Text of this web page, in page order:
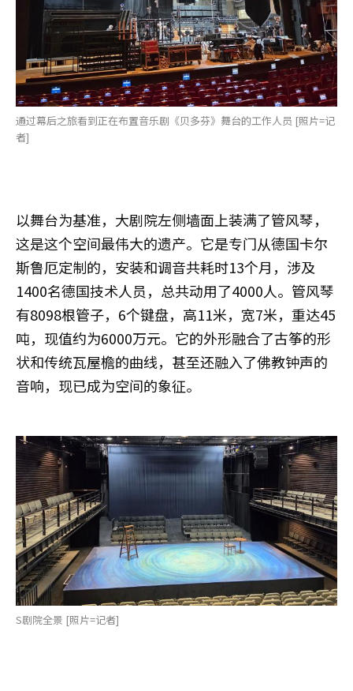
通过幕后之旅看到正在布置音乐剧《贝多芬》舞台的工作人员 [照片=记
者]
以舞台为基准，大剧院左侧墙面上装满了管风琴，
这是这个空间最伟大的遗产。它是专门从德国卡尔
斯鲁厄定制的，安装和调音共耗时13个月，涉及
1400名德国技术人员，总共动用了4000人。管风琴
有8098根管子，6个键盘，高11米，宽7米，重达45
吨，现值约为6000万元。它的外形融合了古筝的形
状和传统瓦屋檐的曲线，甚至还融入了佛教钟声的
音响，现已成为空间的象征。
S剧院全景 [照片=记者]